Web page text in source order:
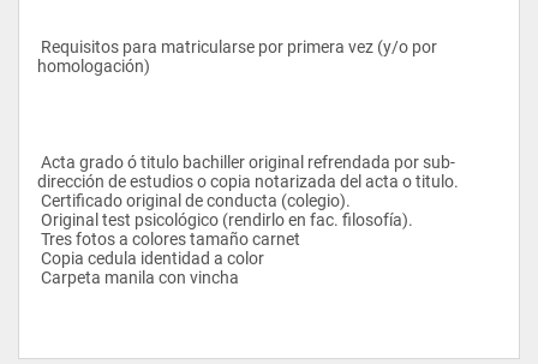
homologación)
dirección de estudios o copia notarizada del acta o titulo.
Certificado original de conducta (colegio).
Original test psicológico (rendirlo en fac. filosofía).
Tres fotos a colores tamaño carnet
Copia cedula identidad a color
Carpeta manila con vincha